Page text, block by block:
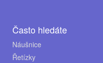
Často hledáte
Náušnice
Řetízky